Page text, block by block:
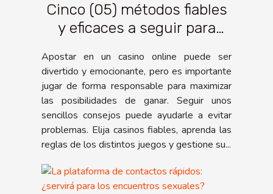
Cinco (05) métodos fiables
y eficaces a seguir para
ganancias con un casino en
línea
Apostar en un casino online puede ser
divertido y emocionante, pero es importante
jugar de forma responsable para maximizar
las posibilidades de ganar. Seguir unos
sencillos consejos puede ayudarle a evitar
problemas. Elija casinos fiables, aprenda las
reglas de los distintos juegos y gestione su...